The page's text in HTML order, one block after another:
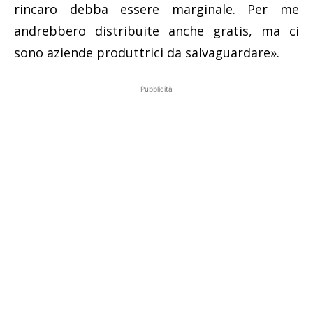
rincaro debba essere marginale. Per me
andrebbero distribuite anche gratis, ma ci
sono aziende produttrici da salvaguardare».
Pubblicità